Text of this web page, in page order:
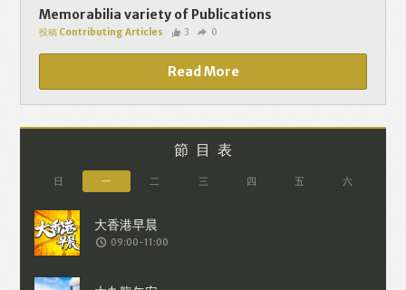
容許或屬法例規定，否則未經你事先同
意，你的個人資料不會作其他用途。如果
決定提供個人資料，即表示您同意我們將
該資料傳送並儲存。 熱血時報會根據用戶
廣告目標人士的標準），而發送目標廣
告。不會因為你與廣告作出互動或觀看一
個目標廣告而向廣告客戶提供任何用戶的
個人資料。 但如果你觀看或與該廣告作出
互動，則表示你同意廣告客戶有可能假設
你符合該廣告目標客戶群的標準。熱血時
Memorabilia variety of Publications
投稿 Contributing Articles 3 0
Read More
節目表
日 一 二 三 四 五 六
09:00-11:00